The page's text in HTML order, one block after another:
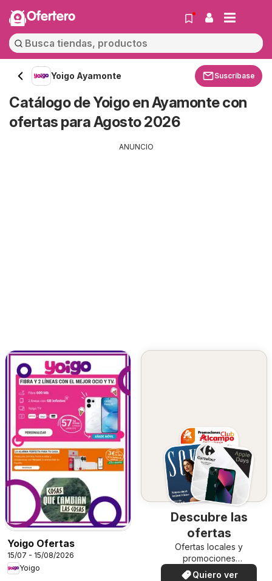
Ofertero
Yoigo Ayamonte Suscríbase
Catálogo de Yoigo en Ayamonte con
ofertas para Agosto 2026
ANUNCIO
Yoigo Ofertas
15/07 - 15/08/2026
Yoigo
Descubre las
ofertas
Ofertas locales y
promociones
especiales.
Quiero ver